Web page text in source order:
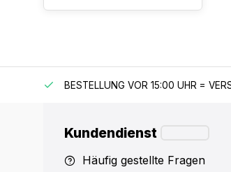
BESTELLUNG VOR 15:00 UHR =
Kundendienst
Häufig gestellte Fragen